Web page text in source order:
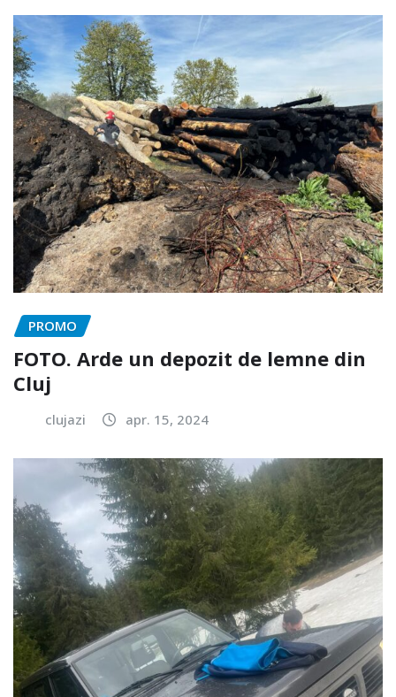
PROMO
FOTO. Arde un depozit de lemne din
Cluj
clujazi apr. 15, 2024